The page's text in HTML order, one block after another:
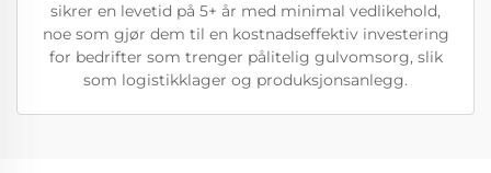
sikrer en levetid på 5+ år med minimal vedlikehold,
noe som gjør dem til en kostnadseffektiv investering
for bedrifter som trenger pålitelig gulvomsorg, slik
som logistikklager og produksjonsanlegg.